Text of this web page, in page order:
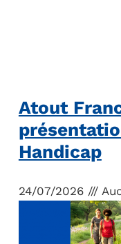
Atout
Handicap
24/07/2026